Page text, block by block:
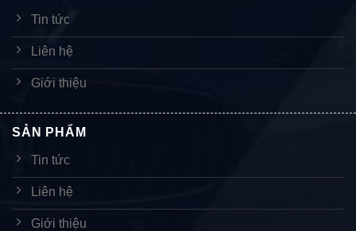
Tin tức
Liên hệ
Giới thiệu
SẢN PHẨM
Tin tức
Liên hệ
Giới thiệu